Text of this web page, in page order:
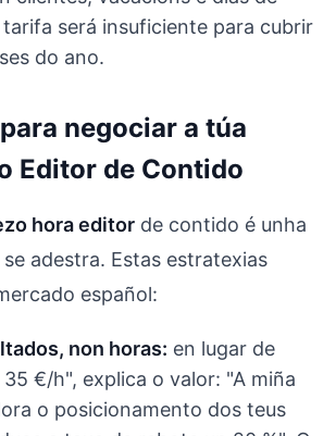
tarifa será insuficiente para cubrir
do ano.
negociar a túa
Editor de Contido
hora editor de contido é unha
adestra. Estas estratexias
español:
non horas: en lugar de
€/h", explica o valor: "A miña
o posicionamento dos teus